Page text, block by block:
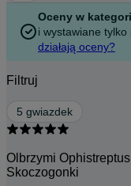
Oceny w
i wystawiane tylko
działają oceny?
Filtruj
5 gwiazdek
Olbrzymi
Skoczogonki